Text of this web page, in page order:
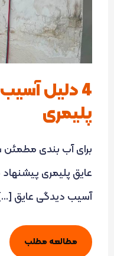
4 دلیل
پلیمری
برای آب بندی
عایق پلیمری
آسیب دیدگی عایق
پلیمری
مطالعه مطلب